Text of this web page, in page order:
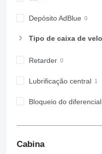
988
992
CB
D series
F-series
Depósito AdBlue
Tipo de caixa de
Retarder
Lubrificação central
Bloqueio do diferencial
Cabina